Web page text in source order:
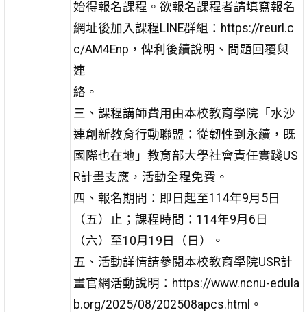
始得報名課程。欲報名課程者請填寫報名
網址後加入課程LINE群組：https://reurl.c
c/AM4Enp，俾利後續說明、問題回覆與
連
絡。
三、課程講師費用由本校教育學院「水沙
連創新教育行動聯盟：從韌性到永續，既
國際也在地」教育部大學社會責任實踐US
R計畫支應，活動全程免費。
四、報名期間：即日起至114年9月5日
（五）止；課程時間：114年9月6日
（六）至10月19日（日）。
五、活動詳情請參閱本校教育學院USR計
畫官網活動說明：https://www.ncnu-edula
b.org/2025/08/202508apcs.html。